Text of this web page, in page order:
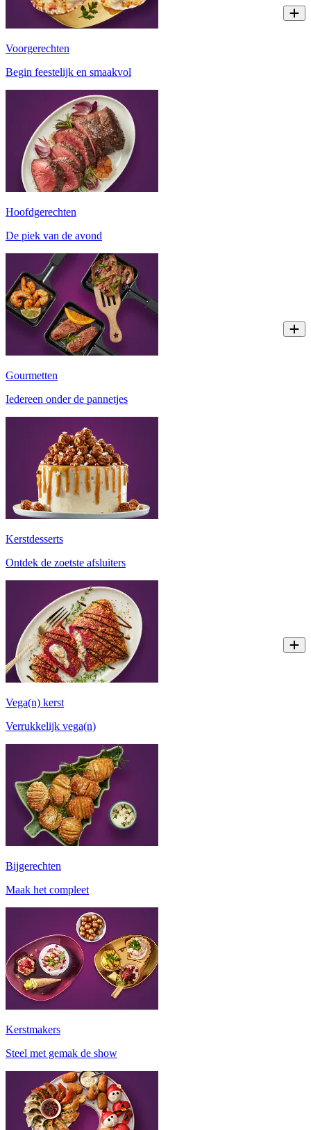
Voorgerechten
Begin feestelijk en smaakvol
Hoofdgerechten
De piek van de avond
Gourmetten
Iedereen onder de pannetjes
Kerstdesserts
Ontdek de zoetste afsluiters
Vega(n) kerst
Verrukkelijk vega(n)
Bijgerechten
Maak het compleet
Kerstmakers
Steel met gemak de show